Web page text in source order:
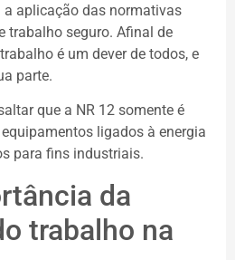
aplicação das normativas
trabalho seguro. Afinal de
é um dever de todos, e
parte.
que a NR 12 somente é
ligados à energia
para fins industriais.
da
trabalho na